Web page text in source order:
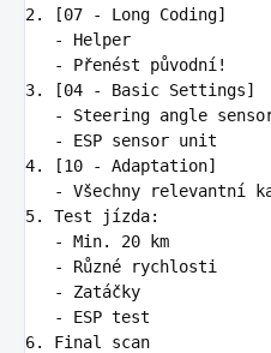
2.
   -
   -
3.
   -
   -
4.
   -
5.
   -
   -
   -
   -
6.